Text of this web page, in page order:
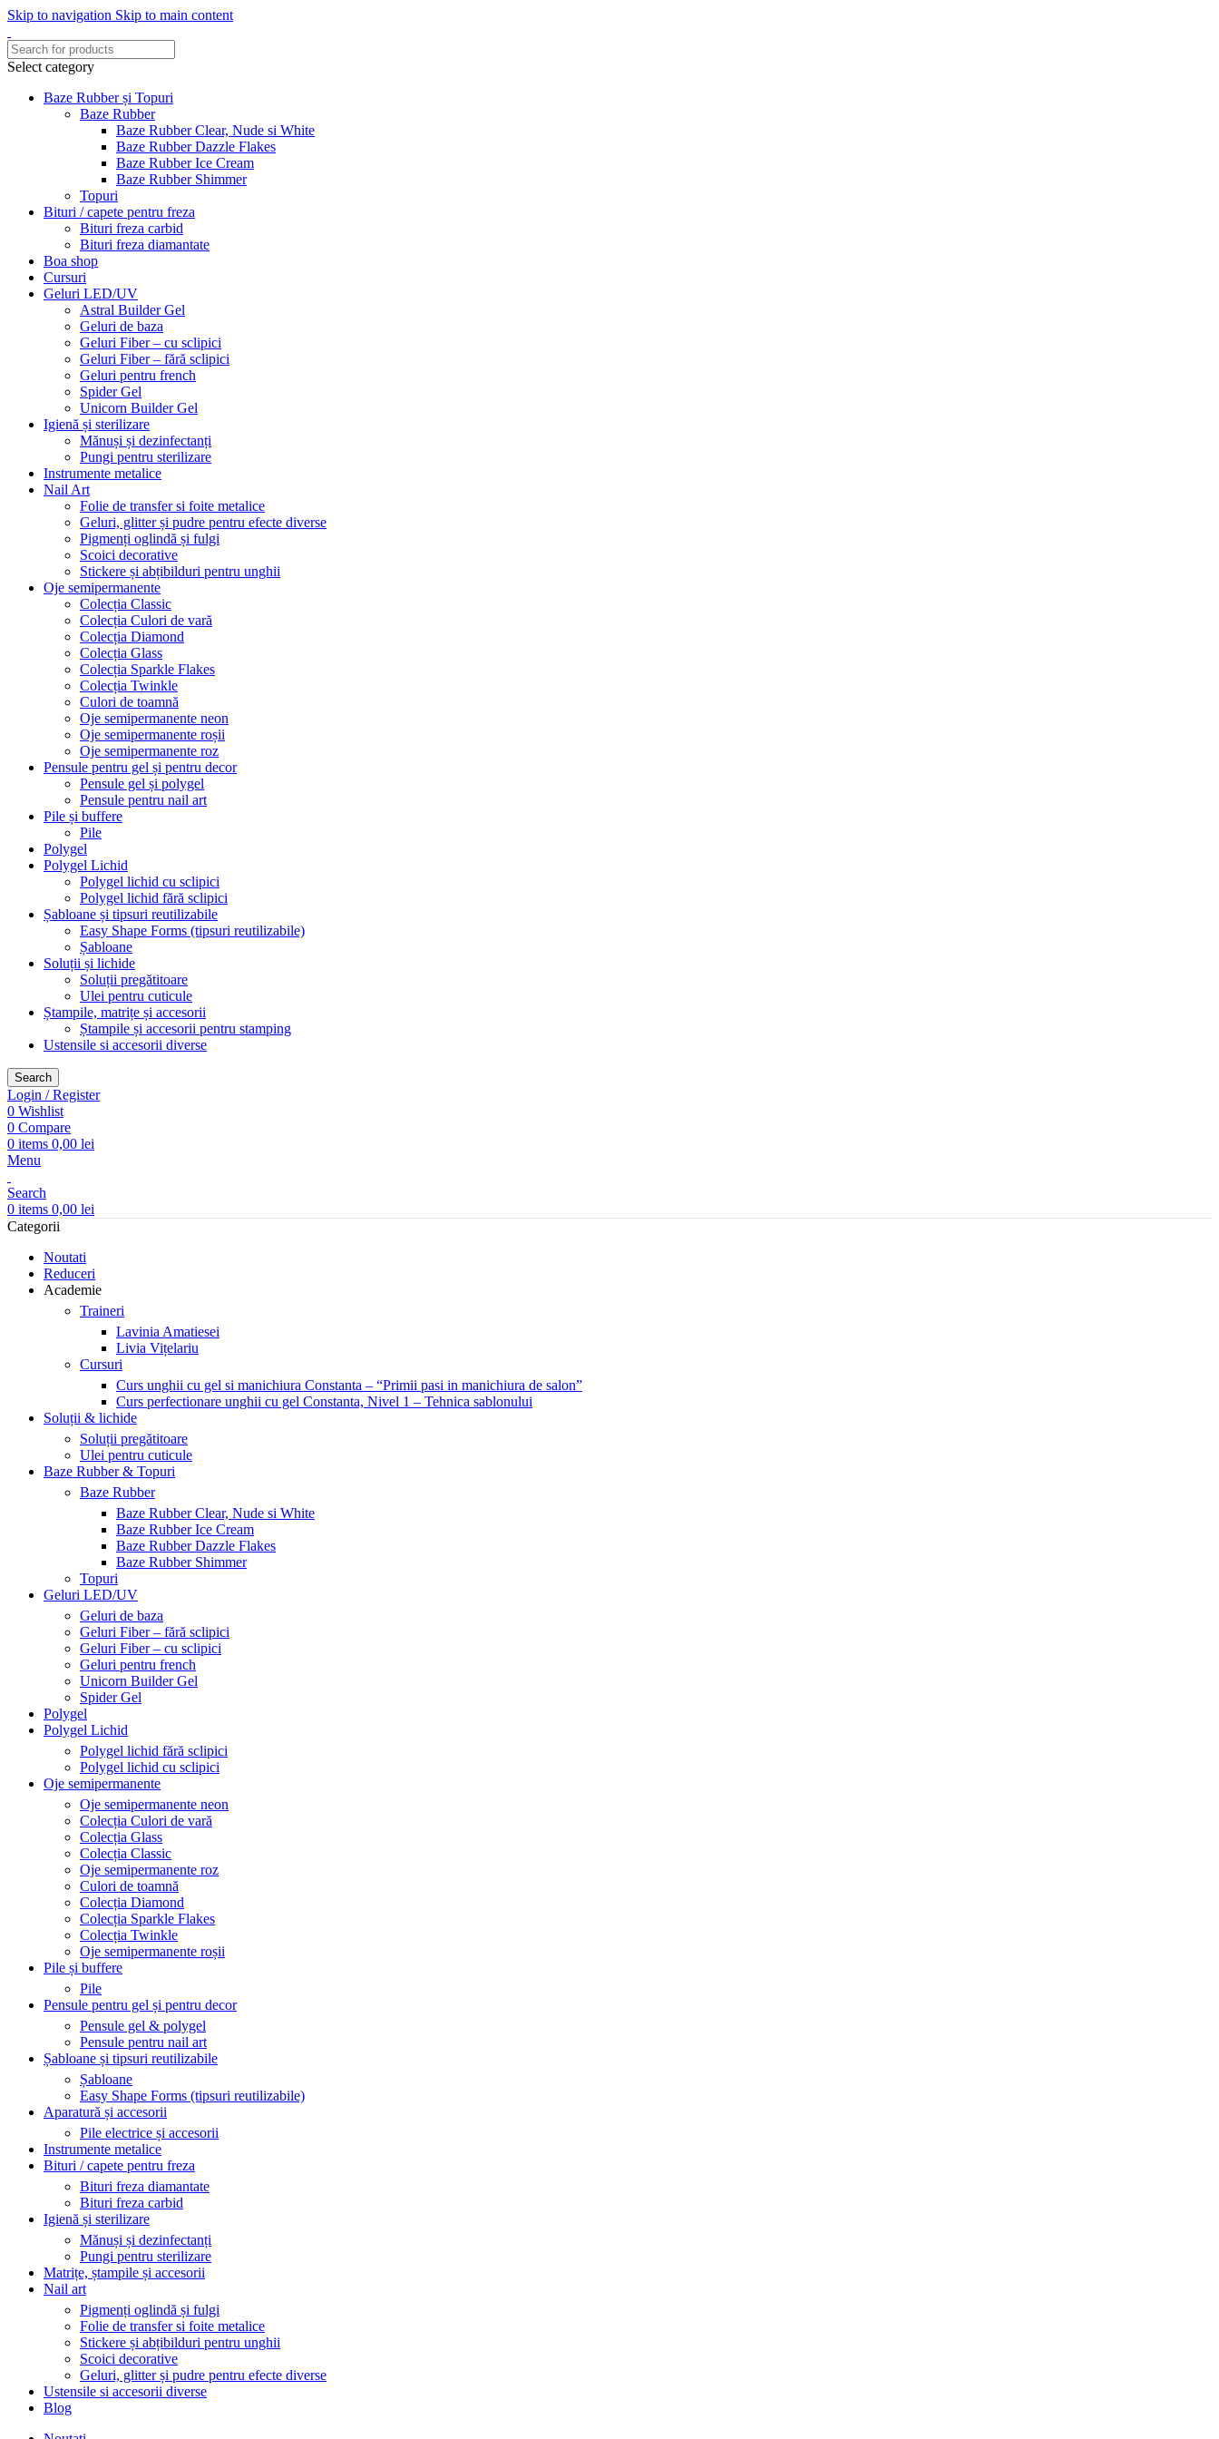
Skip to navigation Skip to main content
Select category
Baze Rubber și Topuri
Baze Rubber
Baze Rubber Clear, Nude si White
Baze Rubber Dazzle Flakes
Baze Rubber Ice Cream
Baze Rubber Shimmer
Topuri
Bituri / capete pentru freza
Bituri freza carbid
Bituri freza diamantate
Boa shop
Cursuri
Geluri LED/UV
Astral Builder Gel
Geluri de baza
Geluri Fiber – cu sclipici
Geluri Fiber – fără sclipici
Geluri pentru french
Spider Gel
Unicorn Builder Gel
Igienă și sterilizare
Mănuși și dezinfectanți
Pungi pentru sterilizare
Instrumente metalice
Nail Art
Folie de transfer si foite metalice
Geluri, glitter și pudre pentru efecte diverse
Pigmenți oglindă și fulgi
Scoici decorative
Stickere și abțibilduri pentru unghii
Oje semipermanente
Colecția Classic
Colecția Culori de vară
Colecția Diamond
Colecția Glass
Colecția Sparkle Flakes
Colecția Twinkle
Culori de toamnă
Oje semipermanente neon
Oje semipermanente roșii
Oje semipermanente roz
Pensule pentru gel și pentru decor
Pensule gel și polygel
Pensule pentru nail art
Pile și buffere
Pile
Polygel
Polygel Lichid
Polygel lichid cu sclipici
Polygel lichid fără sclipici
Șabloane și tipsuri reutilizabile
Easy Shape Forms (tipsuri reutilizabile)
Șabloane
Soluții și lichide
Soluții pregătitoare
Ulei pentru cuticule
Ștampile, matrițe și accesorii
Ștampile și accesorii pentru stamping
Ustensile si accesorii diverse
Search
Login / Register
0 Wishlist
0 Compare
0 items 0,00 lei
Menu
Search
0 items 0,00 lei
Categorii
Noutati
Reduceri
Academie
Traineri
Lavinia Amatiesei
Livia Vițelariu
Cursuri
Curs unghii cu gel si manichiura Constanta – “Primii pasi in manichiura de salon”
Curs perfectionare unghii cu gel Constanta, Nivel 1 – Tehnica sablonului
Soluții & lichide
Soluții pregătitoare
Ulei pentru cuticule
Baze Rubber & Topuri
Baze Rubber
Baze Rubber Clear, Nude si White
Baze Rubber Ice Cream
Baze Rubber Dazzle Flakes
Baze Rubber Shimmer
Topuri
Geluri LED/UV
Geluri de baza
Geluri Fiber – fără sclipici
Geluri Fiber – cu sclipici
Geluri pentru french
Unicorn Builder Gel
Spider Gel
Polygel
Polygel Lichid
Polygel lichid fără sclipici
Polygel lichid cu sclipici
Oje semipermanente
Oje semipermanente neon
Colecția Culori de vară
Colecția Glass
Colecția Classic
Oje semipermanente roz
Culori de toamnă
Colecția Diamond
Colecția Sparkle Flakes
Colecția Twinkle
Oje semipermanente roșii
Pile și buffere
Pile
Pensule pentru gel și pentru decor
Pensule gel & polygel
Pensule pentru nail art
Șabloane și tipsuri reutilizabile
Șabloane
Easy Shape Forms (tipsuri reutilizabile)
Aparatură și accesorii
Pile electrice și accesorii
Instrumente metalice
Bituri / capete pentru freza
Bituri freza diamantate
Bituri freza carbid
Igienă și sterilizare
Mănuși și dezinfectanți
Pungi pentru sterilizare
Matrițe, ștampile și accesorii
Nail art
Pigmenți oglindă și fulgi
Folie de transfer si foite metalice
Stickere și abțibilduri pentru unghii
Scoici decorative
Geluri, glitter și pudre pentru efecte diverse
Ustensile si accesorii diverse
Blog